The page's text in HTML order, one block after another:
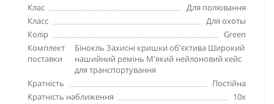
Клас
Для полювання
Класс
Для охоты
Колір
Green
Комплект
поставки
Бінокль Захисні кришки об'єктива Широкий
нашийний ремінь М'який нейлоновий кейс
для транспортування
Кратність
Постійна
Кратність наближення
10х